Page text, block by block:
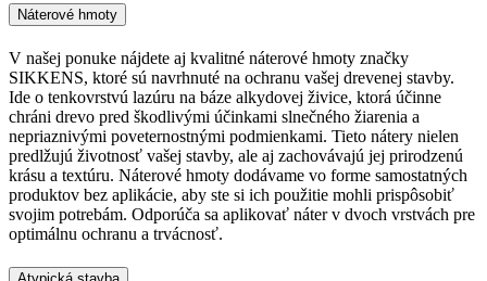
Náterové hmoty
V našej ponuke nájdete aj kvalitné náterové hmoty značky
SIKKENS, ktoré sú navrhnuté na ochranu vašej drevenej stavby.
Ide o tenkovrstvú lazúru na báze alkydovej živice, ktorá účinne
chráni drevo pred škodlivými účinkami slnečného žiarenia a
nepriaznivými poveternostnými podmienkami. Tieto nátery nielen
predlžujú životnosť vašej stavby, ale aj zachovávajú jej prirodzenú
krásu a textúru. Náterové hmoty dodávame vo forme samostatných
produktov bez aplikácie, aby ste si ich použitie mohli prispôsobiť
svojim potrebám. Odporúča sa aplikovať náter v dvoch vrstvách pre
optimálnu ochranu a trvácnosť.